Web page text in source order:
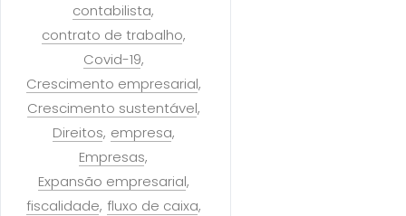
contabilista
contrato de trabalho
Covid-19
Crescimento empresarial
Crescimento sustentável
Direitos empresa
Empresas
Expansão empresarial
fiscalidade fluxo de caixa